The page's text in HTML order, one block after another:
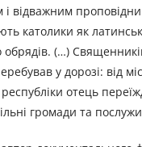
і відважним
католики як
обрядів. (…)
у дорозі: від
республіки отець
громади та